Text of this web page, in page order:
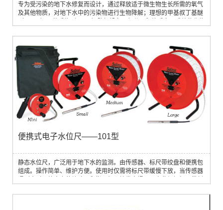
专为受污染的地下水修复而设计，通过释放适于微生物生长所需的氧气
及其他物质，对地下水中的污染物进行生物降解；理想的甲基叔丁基醚
应、调节地下水层的pH值等
便携式电子水位尺——101型
静态水位尺，广泛用于地下水的监测。由传感器、标尺带绞盘和便携包
组成。操作简单、维护方便。使用时仅需将标尺带缓慢下放，当传感器
读。此水位尺有多种类型可选，标尺带长度从10 m到1800 m不等。有